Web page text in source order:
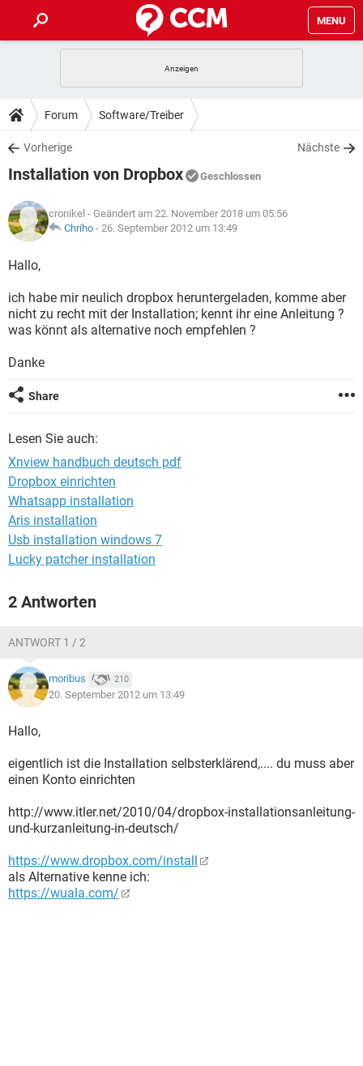
MENU
ANDROID IOS
WINDOWS 10
WHATSAPP TIKTOK
FACEBOOK
TIPPS & TRICKS
SPIELE
WHATSAPP TIKTOK
FACEBOOK
DOWNLOADS
SPIELE STREAMING
ANDROID
WINDOWS 10 INSTAGRAM
WHATSAPP
SPIELE STREAMING
ANDROID
WINDOWS 10
WHATSAPP TIKTOK
FACEBOOK HARDWARE
LEXIKON
SPIELE
WINDOWS 10 INSTAGRAM
TIKTOK
FACEBOOK
Forum Software/Treiber
Vorherige Nächste
Installation von Dropbox Geschlossen
cronikel - Geändert am 22. November 2018 um 05:56
Chriho - 26. September 2012 um 13:49
Hallo,
ich habe mir neulich dropbox heruntergeladen, komme aber
nicht zu recht mit der Installation; kennt ihr eine Anleitung ?
was könnt als alternative noch empfehlen ?
Danke
Share
Lesen Sie auch:
Xnview handbuch deutsch pdf
Dropbox einrichten
Whatsapp installation
Aris installation
Usb installation windows 7
Lucky patcher installation
2 Antworten
ANTWORT 1 / 2
moribus 210
20. September 2012 um 13:49
Hallo,
eigentlich ist die Installation selbsterklärend,.... du muss aber
einen Konto einrichten
http://www.itler.net/2010/04/dropbox-installationsanleitung-
und-kurzanleitung-in-deutsch/
https://www.dropbox.com/install
als Alternative kenne ich:
https://wuala.com/